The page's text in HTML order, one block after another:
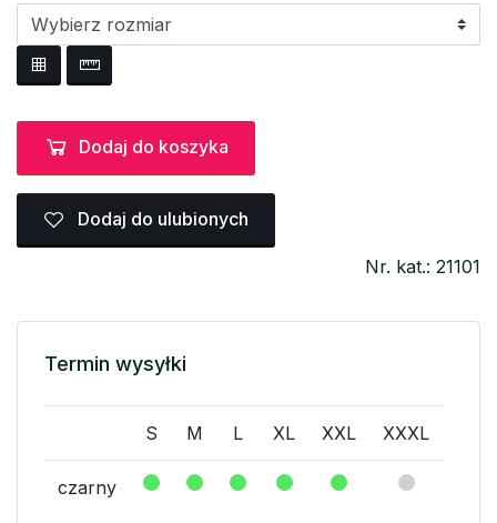
Dodaj do koszyka
Dodaj do ulubionych
Nr. kat.: 21101
Termin wysyłki
S M L XL XXL XXXL
czarny